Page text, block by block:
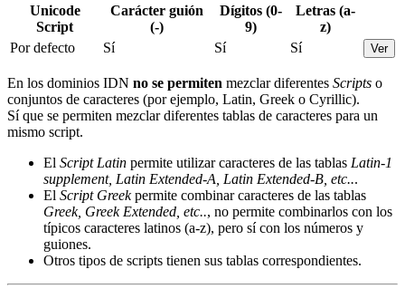
Unicode
Script
Carácter guión
(-)
Dígitos (0-
9)
Letras (a-
z)
Por defecto
Sí Sí Sí Ver
En los dominios IDN no se permiten mezclar diferentes Scripts o
conjuntos de caracteres (por ejemplo, Latin, Greek o Cyrillic).
Sí que se permiten mezclar diferentes tablas de caracteres para un
mismo script.
El Script Latin permite utilizar caracteres de las tablas Latin-1
supplement, Latin Extended-A, Latin Extended-B, etc...
El Script Greekpermite combinar caracteres de las tablas
Greek, Greek Extended, etc.., no permite combinarlos con los
típicos caracteres latinos (a-z), pero sí con los números y
guiones.
Otros tipos de scripts tienen sus tablas correspondientes.